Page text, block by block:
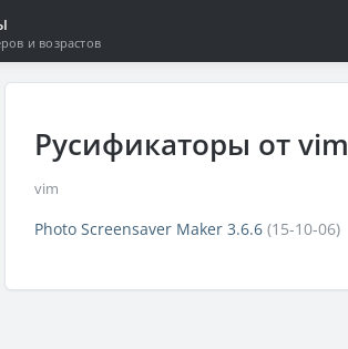
и возрастов
Русификаторы от vim
vim
Photo Screensaver Maker 3.6.6 (15-10-06)